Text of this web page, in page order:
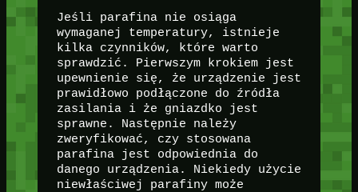
Jeśli parafina nie osiąga
wymaganej temperatury, istnieje
kilka czynników, które warto
sprawdzić. Pierwszym krokiem jest
upewnienie się, że urządzenie jest
prawidłowo podłączone do źródła
zasilania i że gniazdko jest
sprawne. Następnie należy
zweryfikować, czy stosowana
parafina jest odpowiednia do
danego urządzenia. Niekiedy użycie
niewłaściwej parafiny może